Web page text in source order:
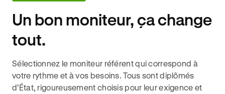
Un bon moniteur, ça change
tout.
Sélectionnez le moniteur référent qui correspond à
votre rythme et à vos besoins. Tous sont diplômés
d’État, rigoureusement choisis pour leur exigence et